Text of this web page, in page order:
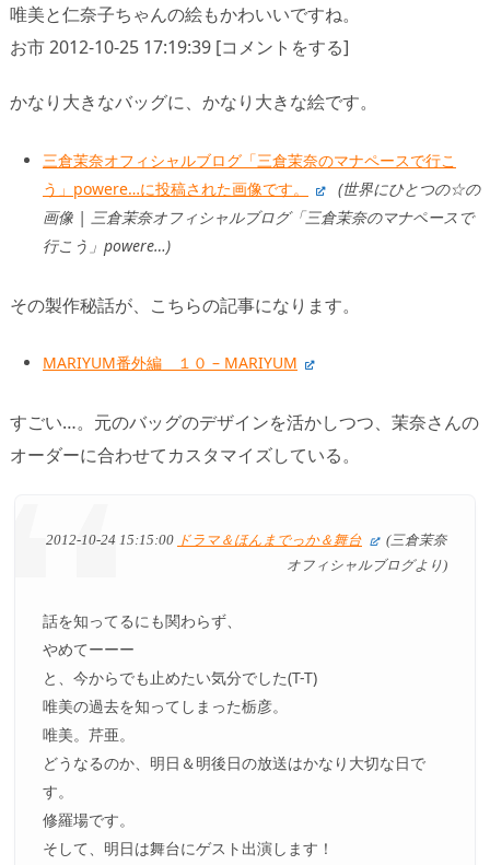
唯美と仁奈子ちゃんの絵もかわいいですね。
お市 2012-10-25 17:19:39 [コメントをする]
かなり大きなバッグに、かなり大きな絵です。
三倉茉奈オフィシャルブログ「三倉茉奈のマナペースで行こ
う」powere…に投稿された画像です。
(世界にひとつの☆の
画像 | 三倉茉奈オフィシャルブログ「三倉茉奈のマナペースで
行こう」powere…)
その製作秘話が、こちらの記事になります。
MARIYUM番外編 １０ – MARIYUM
すごい…。元のバッグのデザインを活かしつつ、茉奈さんの
オーダーに合わせてカスタマイズしている。
2012-10-24 15:15:00 ドラマ＆ほんまでっか＆舞台
(三倉茉奈
オフィシャルブログより)
話を知ってるにも関わらず、
やめてーーー
と、今からでも止めたい気分でした(T-T)
唯美の過去を知ってしまった栃彦。
唯美。芹亜。
どうなるのか、明日＆明後日の放送はかなり大切な日で
す。
修羅場です。
そして、明日は舞台にゲスト出演します！